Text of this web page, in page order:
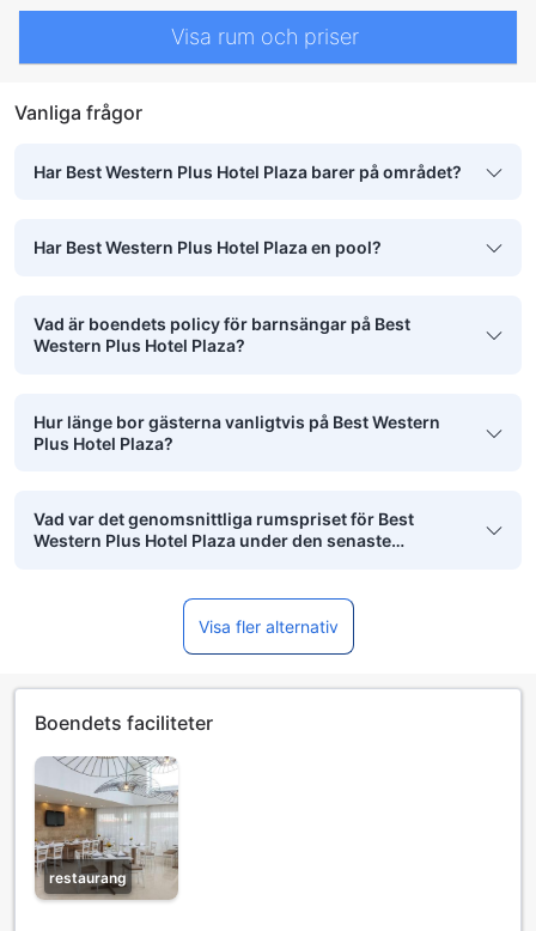
Visa rum och priser
Vanliga frågor
Har Best Western Plus Hotel Plaza barer på området?
Har Best Western Plus Hotel Plaza en pool?
Vad är boendets policy för barnsängar på Best
Western Plus Hotel Plaza?
Hur länge bor gästerna vanligtvis på Best Western
Plus Hotel Plaza?
Vad var det genomsnittliga rumspriset för Best
Western Plus Hotel Plaza under den senaste
Visa fler alternativ
Boendets faciliteter
restaurang